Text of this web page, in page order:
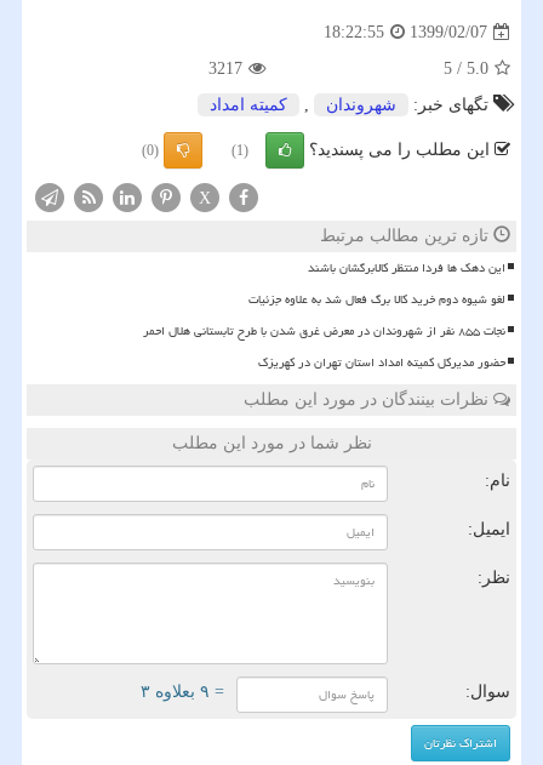
1399/02/07
18:22:55
5.0
/
5
3217
تگهای خبر:
شهروندان , كمیته امداد
این مطلب را می پسندید؟ (1)
(0)
X
تازه ترین مطالب مرتبط
این دهک ها فردا منتظر کالابرگشان باشند
لغو شیوه دوم خرید کالا برگ فعال شد به علاوه جزئیات
نجات ۸۵۵ نفر از شهروندان در معرض غرق شدن با طرح تابستانی هلال احمر
حضور مدیرکل کمیته امداد استان تهران در کهریزک
نظرات بینندگان در مورد این مطلب
نظر شما در مورد این مطلب
نام:
ایمیل:
نظر:
سوال: = ۹ بعلاوه ۳